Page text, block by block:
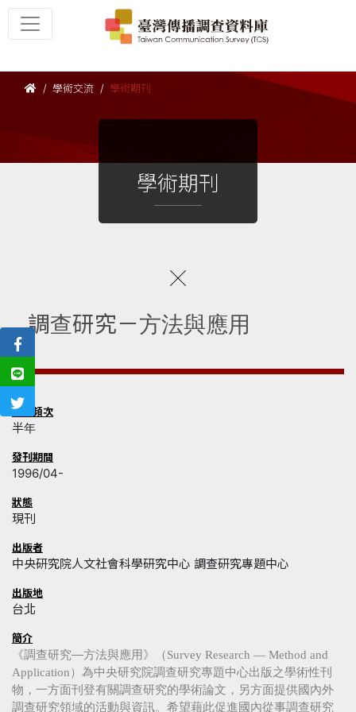
學術交流 學術期刊
學術期刊
調查研究－方法與應用
發刊頻次
半年
發刊期間
1996/04-
狀態
現刊
出版者
中央研究院人文社會科學研究中心 調查研究專題中心
出版地
台北
簡介
《調查研究—方法與應用》（Survey Research — Method and
Application）為中央研究院調查研究專題中心出版之學術性刊
物，一方面刊登有關調查研究的學術論文，另方面提供國內外
調查研究領域的活動與資訊。希望藉此促進國內從事調查研究